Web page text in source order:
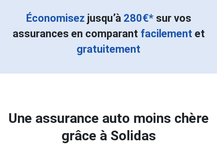
Économisez jusqu’à 280€*sur vos
assurances en comparant facilement et
gratuitement
Une assurance auto moins chère
grâce à Solidas